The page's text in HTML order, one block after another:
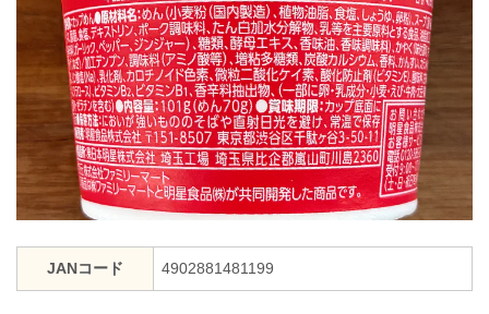
JANコード 4902881481199